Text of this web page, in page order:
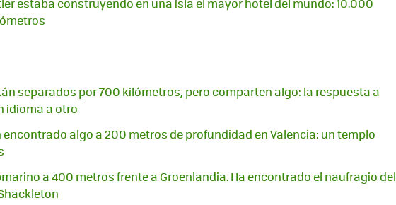
estaba construyendo en una isla el mayor hotel del mundo: 10.000
separados por 700 kilómetros, pero comparten algo: la respuesta a
idioma a otro
algo a 200 metros de profundidad en Valencia: un templo
a 400 metros frente a Groenlandia. Ha encontrado el naufragio del